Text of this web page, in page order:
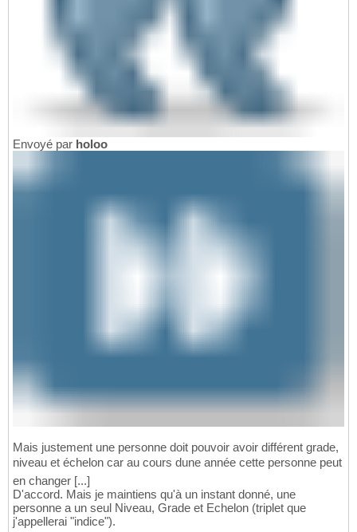
Envoyé par holoo
Mais justement une personne doit pouvoir avoir différent grade,
niveau et échelon car au cours dune année cette personne peut
en changer [...]
D'accord. Mais je maintiens qu'à un instant donné, une
personne a un seul Niveau, Grade et Echelon (triplet que
j'appellerai "indice").